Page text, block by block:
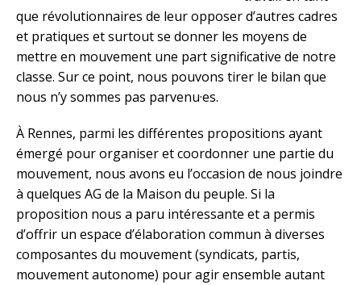
que révolutionnaires de leur opposer d’autres cadres
et pratiques et surtout se donner les moyens de
mettre en mouvement une part significative de notre
classe. Sur ce point, nous pouvons tirer le bilan que
nous n’y sommes pas parvenu·es.
À Rennes, parmi les différentes propositions ayant
émergé pour organiser et coordonner une partie du
mouvement, nous avons eu l’occasion de nous joindre
à quelques AG de la Maison du peuple. Si la
proposition nous a paru intéressante et a permis
d’offrir un espace d’élaboration commun à diverses
composantes du mouvement (syndicats, partis,
mouvement autonome) pour agir ensemble autant